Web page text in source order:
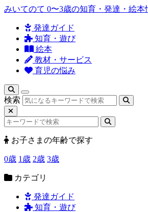
みいてのて 0〜3歳の知育・発達・絵本
発達ガイド
知育・遊び
絵本
教材・サービス
育児の悩み
検索
お子さまの年齢で探す
0歳 1歳 2歳 3歳
カテゴリ
発達ガイド
知育・遊び